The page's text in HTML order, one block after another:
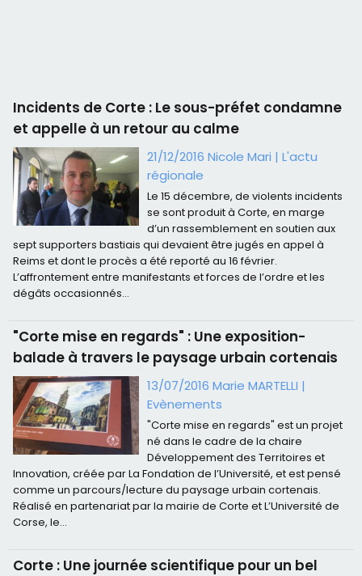
Incidents de Corte : Le sous-préfet condamne
et appelle à un retour au calme
21/12/2016 Nicole Mari |L'actu
régionale
Le 15 décembre, de violents incidents
se sont produit à Corte, en marge
d’un rassemblement en soutien aux
sept supporters bastiais qui devaient être jugés en appel à
Reims et dont le procès a été reporté au 16 février.
L’affrontement entre manifestants et forces de l’ordre et les
dégâts occasionnés...
"Corte mise en regards" : Une exposition-
balade à travers le paysage urbain cortenais
13/07/2016 Marie MARTELLI |
Evènements
"Corte mise en regards" est un projet
né dans le cadre de la chaire
Développement des Territoires et
Innovation, créée par La Fondation de l’Université, et est pensé
comme un parcours/lecture du paysage urbain cortenais.
Réalisé en partenariat par la mairie de Corte et L’Université de
Corse, le...
Corte : Une journée scientifique pour un bel